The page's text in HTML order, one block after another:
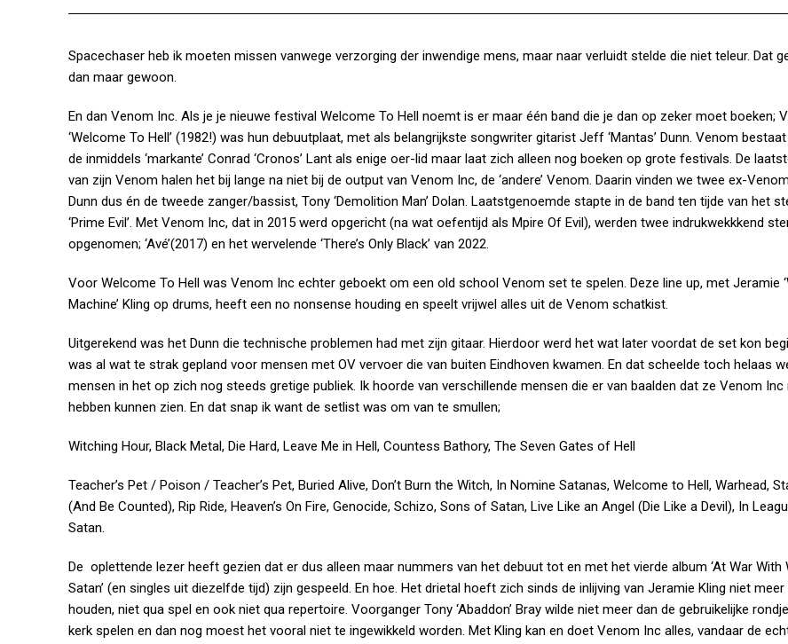
Spacechaser heb ik moeten missen vanwege verzorging der inwendige mens, maar naar verluidt stelde die niet teleur. Dat
dan maar gewoon.
En dan Venom Inc. Als je je nieuwe festival Welcome To Hell noemt is er maar één band die je dan op zeker moet boeken;
‘Welcome To Hell’ (1982!) was hun debuutplaat, met als belangrijkste songwriter gitarist Jeff ‘Mantas’ Dunn. Venom
de inmiddels ‘markante’ Conrad ‘Cronos’ Lant als enige oer-lid maar laat zich alleen nog boeken op grote festivals. De
van zijn Venom halen het bij lange na niet bij de output van Venom Inc, de ‘andere’ Venom. Daarin vinden we twee ex-
Dunn dus én de tweede zanger/bassist, Tony ‘Demolition Man’ Dolan. Laatstgenoemde stapte in de band ten tijde van het
‘Prime Evil’. Met Venom Inc, dat in 2015 werd opgericht (na wat oefentijd als Mpire Of Evil), werden twee indrukwekkkend
opgenomen; ‘Avé’(2017) en het wervelende ‘There’s Only Black’ van 2022.
Voor Welcome To Hell was Venom Inc echter geboekt om een old school Venom set te spelen. Deze line up, met Jeramie
Machine’ Kling op drums, heeft een no nonsense houding en speelt vrijwel alles uit de Venom schatkist.
Uitgerekend was het Dunn die technische problemen had met zijn gitaar. Hierdoor werd het wat later voordat de set kon
was al wat te strak gepland voor mensen met OV vervoer die van buiten Eindhoven kwamen. En dat scheelde toch helaas
mensen in het op zich nog steeds gretige publiek. Ik hoorde van verschillende mensen die er van baalden dat ze Venom Inc
hebben kunnen zien. En dat snap ik want de setlist was om van te smullen;
Witching Hour, Black Metal, Die Hard, Leave Me in Hell, Countess Bathory, The Seven Gates of Hell
Teacher’s Pet / Poison / Teacher’s Pet, Buried Alive, Don’t Burn the Witch, In Nomine Satanas, Welcome to Hell, Warhead,
(And Be Counted), Rip Ride, Heaven’s On Fire, Genocide, Schizo, Sons of Satan, Live Like an Angel (Die Like a Devil), In
Satan.
De oplettende lezer heeft gezien dat er dus alleen maar nummers van het debuut tot en met het vierde album ‘At War With
Satan’ (en singles uit diezelfde tijd) zijn gespeeld. En hoe. Het drietal hoeft zich sinds de inlijving van Jeramie Kling niet meer
houden, niet qua spel en ook niet qua repertoire. Voorganger Tony ‘Abaddon’ Bray wilde niet meer dan de gebruikelijke
kerk spelen en dan nog moest het vooral niet te ingewikkeld worden. Met Kling kan en doet Venom Inc alles, vandaar de